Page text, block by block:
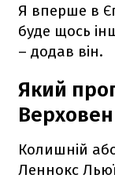
Я вперше в
буде щось
– додав він.
Який
Колишній
Леннокс